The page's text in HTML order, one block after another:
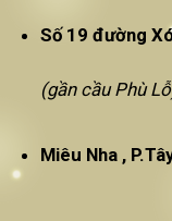
Số 19 đường
(gần cầu Phù
Miêu Nha ,